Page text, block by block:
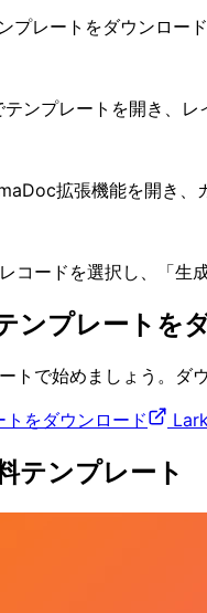
プレートをダウンロー
ンプレートを開き、レ
拡張機能を開き、
コードを選択し、「
ンプレートを
トで始めましょう。ダ
をダウンロード
テンプレート